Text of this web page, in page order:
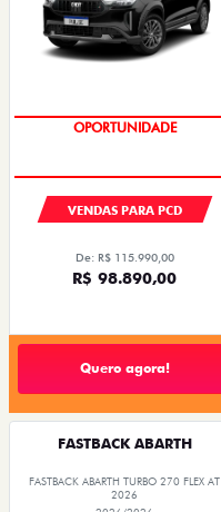
OPORTUNIDADE
VENDAS PARA PCD
De: R$ 115.990,00
R$ 98.890,00
Quero agora!
FASTBACK ABARTH
FASTBACK ABARTH TURBO 270 FLEX AT
2026